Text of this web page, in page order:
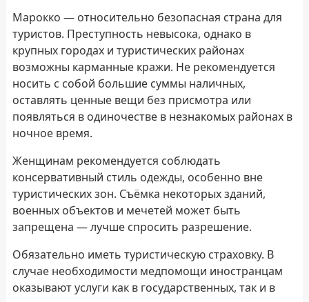
Марокко — относительно безопасная страна для
туристов. Преступность невысока, однако в
крупных городах и туристических районах
возможны карманные кражи. Не рекомендуется
носить с собой большие суммы наличных,
оставлять ценные вещи без присмотра или
появляться в одиночестве в незнакомых районах в
ночное время.
Женщинам рекомендуется соблюдать
консервативный стиль одежды, особенно вне
туристических зон. Съёмка некоторых зданий,
военных объектов и мечетей может быть
запрещена — лучше спросить разрешение.
Обязательно иметь туристическую страховку. В
случае необходимости медпомощи иностранцам
оказывают услуги как в государственных, так и в